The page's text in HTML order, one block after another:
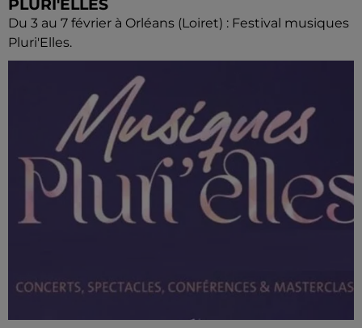
PLURI'ELLES
Du 3 au 7 février à Orléans (Loiret) : Festival musiques
Pluri'Elles.